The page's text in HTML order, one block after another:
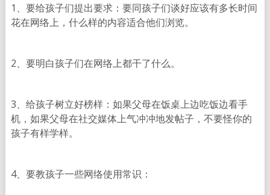
1、要给孩子们提出要求：要同孩子们谈好应该有多长时间
花在网络上，什么样的内容适合他们浏览。
2、要明白孩子们在网络上都干了什么。
3、给孩子树立好榜样：如果父母在饭桌上边吃饭边看手
机，如果父母在社交媒体上气冲冲地发帖子，不要怪你的
孩子有样学样。
4、要教孩子一些网络使用常识：